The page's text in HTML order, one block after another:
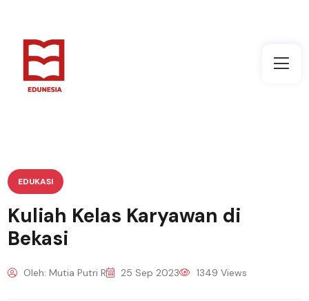
EDUKASI
Kuliah Kelas Karyawan di
Bekasi
Oleh: Mutia Putri R 25 Sep 2023 1349 Views